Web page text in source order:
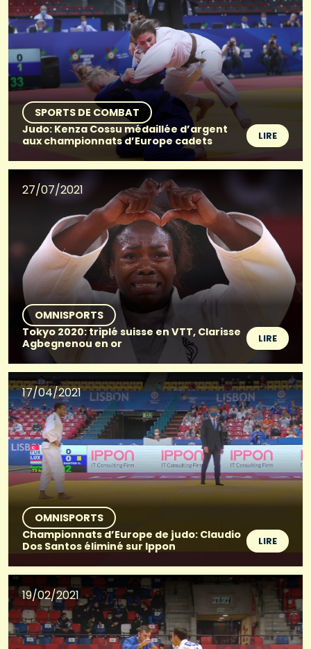
SPORTS DE COMBAT
Judo: Kenza Cossu médaillée d’argent
aux championnats d’Europe cadets
LIRE
27/07/2021
OMNISPORTS
Tokyo 2020: triplé suisse en VTT, Clarisse
Agbegnenou en or
LIRE
17/04/2021
OMNISPORTS
Championnats d’Europe de judo: Claudio
Dos Santos éliminé sur Ippon
LIRE
19/02/2021